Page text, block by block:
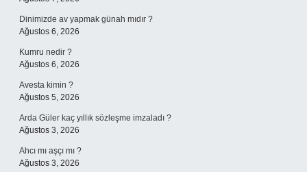
Dinimizde av yapmak günah mıdır ?
Ağustos 6, 2026
Kumru nedir ?
Ağustos 6, 2026
Avesta kimin ?
Ağustos 5, 2026
Arda Güler kaç yıllık sözleşme imzaladı ?
Ağustos 3, 2026
Ahcı mı aşçı mı ?
Ağustos 3, 2026